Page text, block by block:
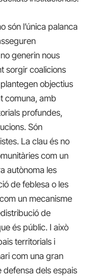
són l’única palanca
generin nous
sorgir coalicions
objectius
comuna, amb
profundes,
Són
La clau és no
com un
autònoma les
de feblesa o les
un mecanisme
de
és públic. I això
territorials i
com una gran
dels espais